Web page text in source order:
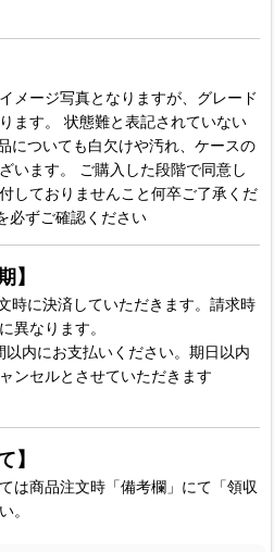
メージ写真となりますが、グレード
ます。 状態難と表記されていない
についても白欠けや汚れ、ケースの
います。 ご購入した段階で同意し
しておりませんこと何卒ご了承くだ
必ずご確認ください
】
時に決済していただきます。請求時
異なります。
内にお支払いください。期日以内
ンセルとさせていただきます
】
は商品注文時「備考欄」にて「領収
。